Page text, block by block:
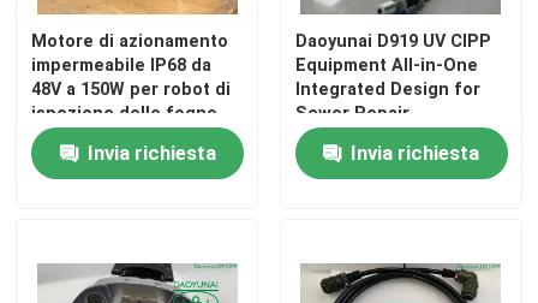
Motore di azionamento
impermeabile IP68 da
48V a 150W per robot di
ispezione delle fogne
Invia richiesta
Daoyunai D919 UV CIPP
Equipment All-in-One
Integrated Design for
Sewer Repair
Invia richiesta